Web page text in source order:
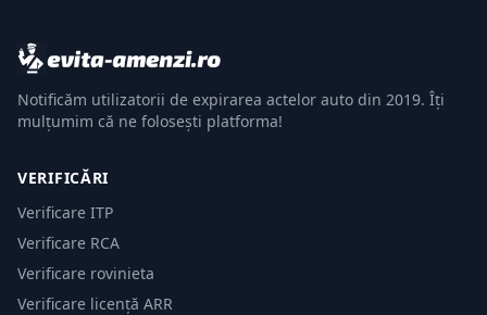
Notificăm utilizatorii de expirarea actelor auto din 2019. Îți
mulțumim că ne folosești platforma!
VERIFICĂRI
Verificare ITP
Verificare RCA
Verificare rovinieta
Verificare licență ARR